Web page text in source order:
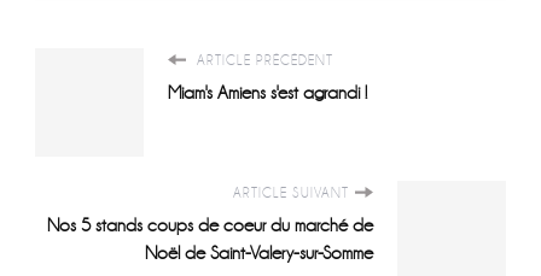
ARTICLE PRÉCÉDENT
Miam's Amiens s'est agrandi !
ARTICLE SUIVANT
Nos 5 stands coups de coeur du marché de
Noël de Saint-Valery-sur-Somme